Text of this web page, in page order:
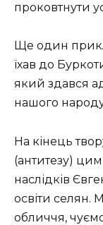
проковтнути
Ще один
їхав до
який здався
нашого
На кінець
(антитезу)
наслідків
освіти селян.
обличчя,